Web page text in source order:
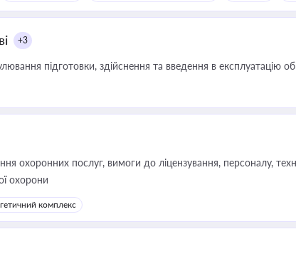
+3
підготовки, здійснення та введення в експлуатацію
охоронних послуг, вимоги до ліцензування, персоналу,
охорони
комплекс